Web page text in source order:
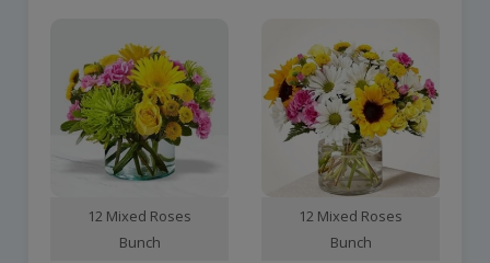
12 Mixed Roses
Bunch
12 Mixed Roses
Bunch